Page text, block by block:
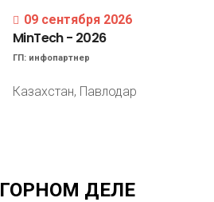
09 сентября 2026
MinTech- 2026
ГП: инфопартнер
Казахстан, Павлодар
ГОРНОМ ДЕЛЕ